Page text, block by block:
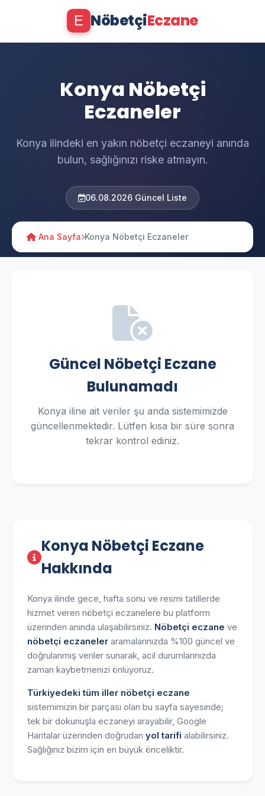
E NöbetçiEczane
Konya Nöbetçi
Eczaneler
Konya ilindeki en yakın nöbetçi eczaneyi anında
bulun, sağlığınızı riske atmayın.
06.08.2026 Güncel Liste
Ana Sayfa Konya Nöbetçi Eczaneler
Güncel Nöbetçi Eczane
Bulunamadı
Konya iline ait veriler şu anda sistemimizde
güncellenmektedir. Lütfen kısa bir süre sonra
tekrar kontrol ediniz.
Konya Nöbetçi Eczane
Hakkında
Konya ilinde gece, hafta sonu ve resmi tatillerde
hizmet veren nöbetçi eczanelere bu platform
üzerinden anında ulaşabilirsiniz. Nöbetçi eczane ve
nöbetçi eczaneler aramalarınızda %100 güncel ve
doğrulanmış veriler sunarak, acil durumlarınızda
zaman kaybetmenizi önlüyoruz.
Türkiyedeki tüm iller nöbetçi eczane
sistemimizin bir parçası olan bu sayfa sayesinde;
tek bir dokunuşla eczaneyi arayabilir, Google
Haritalar üzerinden doğrudan yol tarifi alabilirsiniz.
Sağlığınız bizim için en büyük önceliktir.